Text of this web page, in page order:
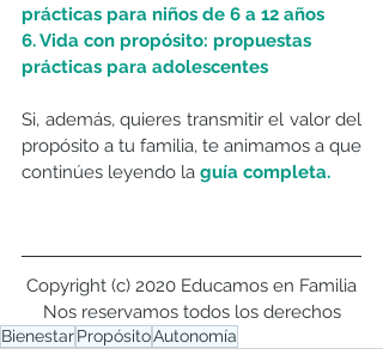
prácticas para niños de 6 a 12 años
6. Vida con propósito: propuestas
prácticas para adolescentes
Si, además, quieres transmitir el valor del
propósito a tu familia, te animamos a que
continúes leyendo la guía completa.
Copyright (c) 2020 Educamos en Familia
Nos reservamos todos los derechos
BienestarPropósitoAutonomía